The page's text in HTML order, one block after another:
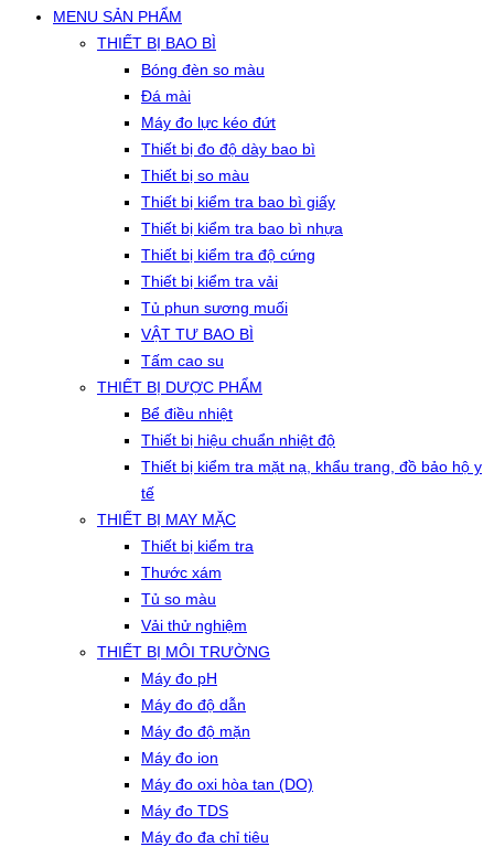
MENU SẢN PHẨM
THIẾT BỊ BAO BÌ
Bóng đèn so màu
Đá mài
Máy đo lực kéo đứt
Thiết bị đo độ dày bao bì
Thiết bị so màu
Thiết bị kiểm tra bao bì giấy
Thiết bị kiểm tra bao bì nhựa
Thiết bị kiểm tra độ cứng
Thiết bị kiểm tra vải
Tủ phun sương muối
VẬT TƯ BAO BÌ
Tấm cao su
THIẾT BỊ DƯỢC PHẨM
Bể điều nhiệt
Thiết bị hiệu chuẩn nhiệt độ
Thiết bị kiểm tra mặt nạ, khẩu trang, đồ bảo hộ y
tế
THIẾT BỊ MAY MẶC
Thiết bị kiểm tra
Thước xám
Tủ so màu
Vải thử nghiệm
THIẾT BỊ MÔI TRƯỜNG
Máy đo pH
Máy đo độ dẫn
Máy đo độ mặn
Máy đo ion
Máy đo oxi hòa tan (DO)
Máy đo TDS
Máy đo đa chỉ tiêu